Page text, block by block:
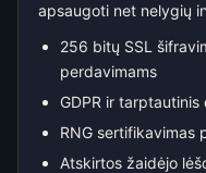
apsaugoti net nelygių
256 bitų SSL
perdavimams
GDPR ir
RNG sertifikavimas
Atskirtos žaidėjo